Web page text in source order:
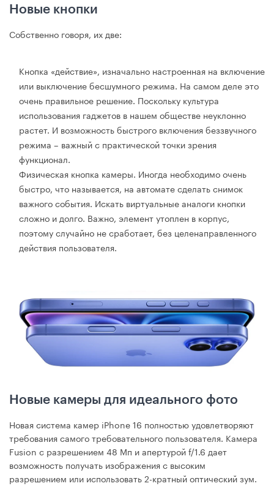
Новые кнопки
Собственно говоря, их две:
Кнопка «действие», изначально настроенная на включение
или выключение бесшумного режима. На самом деле это
очень правильное решение. Поскольку культура
использования гаджетов в нашем обществе неуклонно
растет. И возможность быстрого включения беззвучного
режима – важный с практической точки зрения
функционал.
Физическая кнопка камеры. Иногда необходимо очень
быстро, что называется, на автомате сделать снимок
важного события. Искать виртуальные аналоги кнопки
сложно и долго. Важно, элемент утоплен в корпус,
поэтому случайно не сработает, без целенаправленного
действия пользователя.
Новые камеры для идеального фото
Новая система камер iPhone 16 полностью удовлетворяют
требования самого требовательного пользователя. Камера
Fusion с разрешением 48 Мп и апертурой f/1.6 дает
возможность получать изображения с высоким
разрешением или использовать 2-кратный оптический зум.